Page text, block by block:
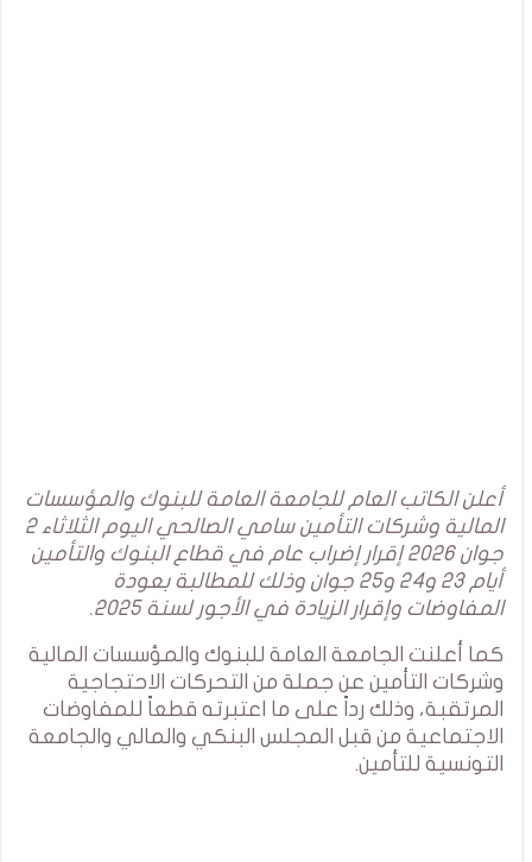
أعلن الكاتب العام للجامعة العامة للبنوك والمؤسسات
المالية وشركات التأمين سامي الصالحي اليوم الثلاثاء 2
جوان 2026 إقرار إضراب عام في قطاع البنوك والتأمين
أيام 23 و24 و25 جوان وذلك للمطالبة بعودة
المفاوضات وإقرار الزيادة في الأجور لسنة 2025.
كما أعلنت الجامعة العامة للبنوك والمؤسسات المالية
وشركات التأمين عن جملة من التحركات الاحتجاجية
المرتقبة، وذلك رداً على ما اعتبرته قطعاً للمفاوضات
الاجتماعية من قبل المجلس البنكي والمالي والجامعة
التونسية للتأمين.